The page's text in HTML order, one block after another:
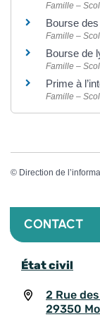
Famille –
Bourse
Famille –
Bourse de
Famille –
Prime à
Famille –
© Direction de
CONTACT
État civil
2 Rue
29350